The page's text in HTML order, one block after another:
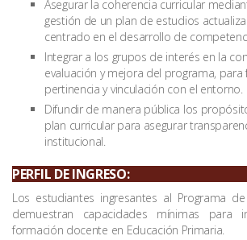
Asegurar la coherencia curricular
gestión de un plan de estudios
centrado en el desarrollo de
Integrar a los grupos de interés en la
evaluación y mejora del programa, para
pertinencia y vinculación con el entorno.
Difundir de manera pública los
plan curricular para asegurar
institucional.
PERFIL DE INGRESO:
Los estudiantes ingresantes al Programa
demuestran capacidades mínimas para
formación docente en Educación Primaria.